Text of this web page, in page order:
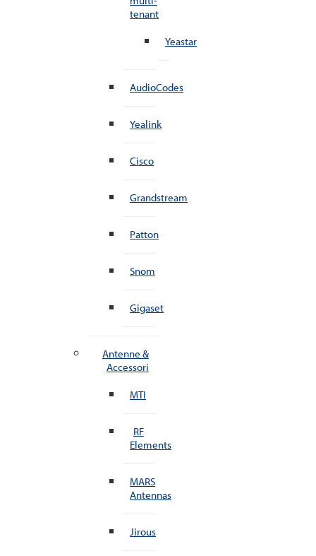
tenant
Yeastar
AudioCodes
Yealink
Cisco
Grandstream
Patton
Snom
Gigaset
Antenne &
Accessori
MTI
RF
Elements
MARS
Antennas
Jirous